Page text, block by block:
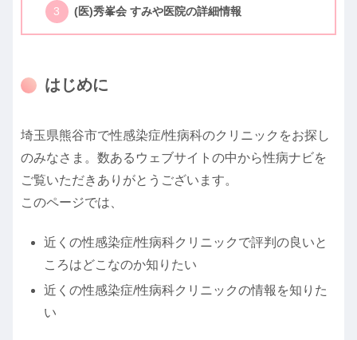
(医)秀峯会 すみや医院の詳細情報
はじめに
埼玉県熊谷市で性感染症/性病科のクリニックをお探し
のみなさま。数あるウェブサイトの中から性病ナビを
ご覧いただきありがとうございます。
このページでは、
近くの性感染症/性病科クリニックで評判の良いと
ころはどこなのか知りたい
近くの性感染症/性病科クリニックの情報を知りた
い